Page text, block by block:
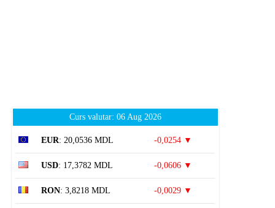
Curs valutar: 06 Aug 2026
EUR: 20,0536 MDL -0,0254 ▼
USD: 17,3782 MDL -0,0606 ▼
RON: 3,8218 MDL -0,0029 ▼